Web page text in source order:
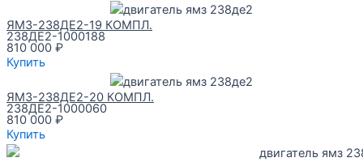
ЯМЗ-238ДЕ2-19 КОМПЛ.
238ДЕ2-1000188
810 000 ₽
Купить
ЯМЗ-238ДЕ2-20 КОМПЛ.
238ДЕ2-1000060
810 000 ₽
Купить